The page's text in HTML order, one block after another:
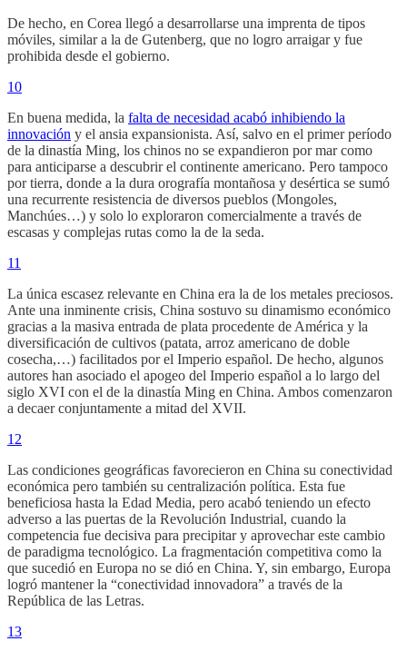
De hecho, en Corea llegó a desarrollarse una imprenta de tipos
móviles, similar a la de Gutenberg, que no logro arraigar y fue
prohibida desde el gobierno.
10
En buena medida, la falta de necesidad acabó inhibiendo la
innovación y el ansia expansionista. Así, salvo en el primer período
de la dinastía Ming, los chinos no se expandieron por mar como
para anticiparse a descubrir el continente americano. Pero tampoco
por tierra, donde a la dura orografía montañosa y desértica se sumó
una recurrente resistencia de diversos pueblos (Mongoles,
Manchúes…) y solo lo exploraron comercialmente a través de
escasas y complejas rutas como la de la seda.
11
La única escasez relevante en China era la de los metales preciosos.
Ante una inminente crisis, China sostuvo su dinamismo económico
gracias a la masiva entrada de plata procedente de América y la
diversificación de cultivos (patata, arroz americano de doble
cosecha,…) facilitados por el Imperio español. De hecho, algunos
autores han asociado el apogeo del Imperio español a lo largo del
siglo XVI con el de la dinastía Ming en China. Ambos comenzaron
a decaer conjuntamente a mitad del XVII.
12
Las condiciones geográficas favorecieron en China su conectividad
económica pero también su centralización política. Esta fue
beneficiosa hasta la Edad Media, pero acabó teniendo un efecto
adverso a las puertas de la Revolución Industrial, cuando la
competencia fue decisiva para precipitar y aprovechar este cambio
de paradigma tecnológico. La fragmentación competitiva como la
que sucedió en Europa no se dió en China. Y, sin embargo, Europa
logró mantener la “conectividad innovadora” a través de la
República de las Letras.
13